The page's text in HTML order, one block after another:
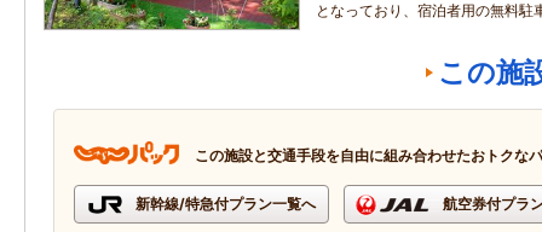
となっており、宿泊者用の無料駐
この施
この施設と交通手段を自由に組み合わせたおトクな
新幹線/特急付プラン一覧へ 航空券付プラ